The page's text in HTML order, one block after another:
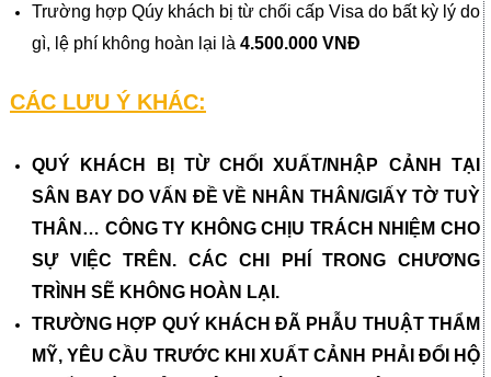
Trường hợp Qúy khách bị từ chối cấp Visa do bất kỳ lý do
gì, lệ phí không hoàn lại là 4.500.000 VNĐ
CÁC LƯU Ý KHÁC:
QUÝ KHÁCH BỊ TỪ CHỐI XUẤT/NHẬP CẢNH TẠI
SÂN BAY DO VẤN ĐỀ VỀ NHÂN THÂN/GIẤY TỜ TUỲ
THÂN… CÔNG TY KHÔNG CHỊU TRÁCH NHIỆM CHO
SỰ VIỆC TRÊN. CÁC CHI PHÍ TRONG CHƯƠNG
TRÌNH SẼ KHÔNG HOÀN LẠI.
TRƯỜNG HỢP QUÝ KHÁCH ĐÃ PHẪU THUẬT THẨM
MỸ, YÊU CẦU TRƯỚC KHI XUẤT CẢNH PHẢI ĐỔI HỘ